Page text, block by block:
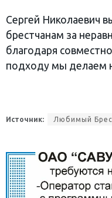
Сергей Николаевич
брестчанам за
благодаря
подходу мы делаем
Источник: Любимый